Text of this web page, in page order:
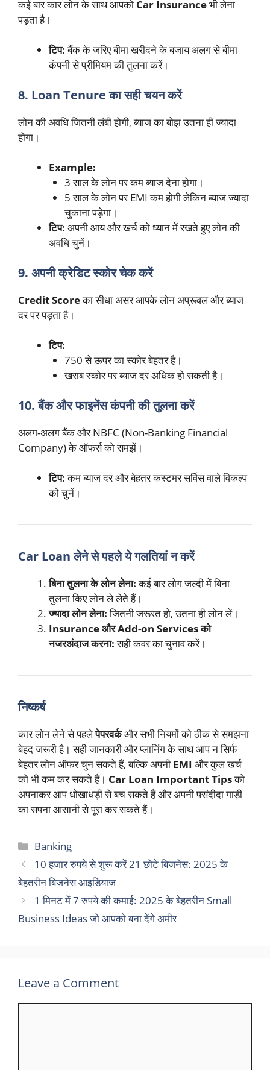
कई बार कार लोन के साथ आपको Car Insuranceभी लेना
पड़ता है।
टिप:बैंक के जरिए बीमा खरीदने के बजाय अलग से बीमा
कंपनी से प्रीमियम की तुलना करें।
8. Loan Tenure का सही चयन करें
लोन की अवधि जितनी लंबी होगी, ब्याज का बोझ उतना ही ज्यादा
होगा।
Example:
3 साल के लोन पर कम ब्याज देना होगा।
5 साल के लोन पर EMI कम होगी लेकिन ब्याज ज्यादा
चुकाना पड़ेगा।
टिप: अपनी आय और खर्च को ध्यान में रखते हुए लोन की
अवधि चुनें।
9. अपनी क्रेडिट स्कोर चेक करें
Credit Scoreका सीधा असर आपके लोन अप्रूवल और ब्याज
दर पर पड़ता है।
टिप:
750 से ऊपर का स्कोर बेहतर है।
खराब स्कोर पर ब्याज दर अधिक हो सकती है।
10. बैंक और फाइनेंस कंपनी की तुलना करें
अलग-अलग बैंक और NBFC (Non-Banking Financial
Company) के ऑफर्स को समझें।
टिप:कम ब्याज दर और बेहतर कस्टमर सर्विस वाले विकल्प
को चुनें।
Car Loan लेने से पहले ये गलतियां न करें
बिना तुलना के लोन लेना:कई बार लोग जल्दी में बिना
तुलना किए लोन ले लेते हैं।
ज्यादा लोन लेना:जितनी जरूरत हो, उतना ही लोन लें।
Insurance और Add-on Services को
नजरअंदाज करना:सही कवर का चुनाव करें।
निष्कर्ष
कार लोन लेने से पहलेपेपरवर्कऔर सभी नियमों को ठीक से समझना
बेहद जरूरी है। सही जानकारी और प्लानिंग के साथ आप न सिर्फ
बेहतर लोन ऑफर चुन सकते हैं, बल्कि अपनी EMI और कुल खर्च
को भी कम कर सकते हैं। Car Loan Important Tipsको
अपनाकर आप धोखाधड़ी से बच सकते हैं और अपनी पसंदीदा गाड़ी
का सपना आसानी से पूरा कर सकते हैं।
Categories
Banking
10 हजार रुपये से शुरू करें 21 छोटे बिजनेस: 2025 के
बेहतरीन बिजनेस आइडियाज
1 मिनट में 7 रुपये की कमाई: 2025 के बेहतरीन Small
Business Ideas जो आपको बना देंगे अमीर
Leave a Comment